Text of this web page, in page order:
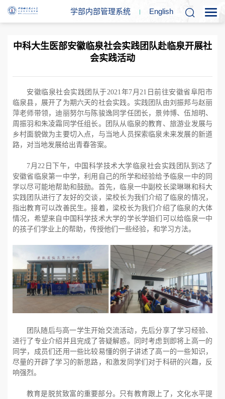
学部内部管理系统 English
中科大生医部安徽临泉社会实践团队赴临泉开展社
会实践活动
安徽临泉社会实践团队于2021年7月21日前往安徽省阜阳市
临泉县，展开了为期六天的社会实践。实践团队由刘振邦与赵丽
萍老师带领，迪丽努尔与陈骏逸 同学任团长，景帅博、伍旭明、
周振羽和朱凌霜同学任组长。团队从临泉的教育、旅游业发展与
乡村面貌做为主要切入点，与当地人员探索临泉未来发展的新道
路，对当地发展给出青春答案。
7月22日下午，中国科学技术大学临泉社会实践团队到达了
安徽省临泉第一中学，利用自己的所学和经验给予临泉一中的同
学以尽可能地帮助和鼓励。首先，临泉一中副校长梁琳琳和科大
实践团队进行了友好的交谈 ， 梁校长为我们介绍了临泉的情况，
指出教育可以改善民生。接着，梁校长为我们介绍了临泉的大体
情况，希望来自中国科学技术大学的学长学姐们可以给临泉一中
的孩子们学业上的帮助，传授他们一些经验，和学习方法。
团队随后与高一学生开始交流活动，先后分享了学习经验、
进行了专业介绍并且完成了答疑解惑。同时考虑到即将上高一的
同学，成员们还用一些比较易懂的例子讲述了高一的一些知识，
尽量的开辟了学习的新思路，和激发同学们对于科研的兴趣，反
响强烈。
教育是脱贫致富的重要部分。只有教育跟上了，文化水平提